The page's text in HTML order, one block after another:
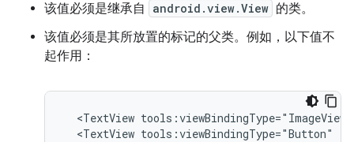
该值必须是继承自
android.view.View 的类。
该值必须是其所放置的标记的父类。例如，以下值不
起作用：
<TextView tools:viewBindingType="ImageView"
<TextView tools:viewBindingType="Button"